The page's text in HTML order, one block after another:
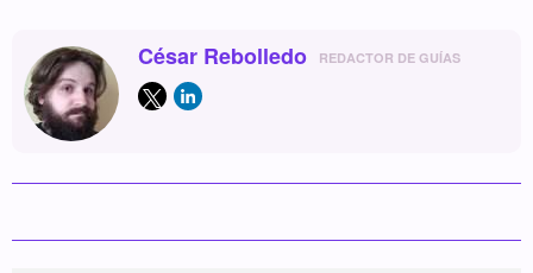
César Rebolledo REDACTOR DE GUÍAS